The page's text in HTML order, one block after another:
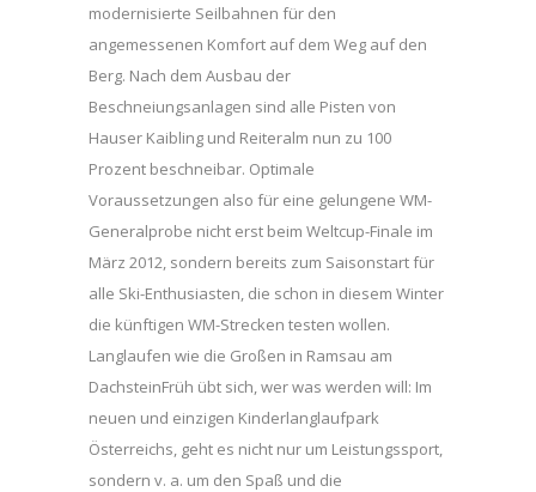
modernisierte Seilbahnen für den
angemessenen Komfort auf dem Weg auf den
Berg. Nach dem Ausbau der
Beschneiungsanlagen sind alle Pisten von
Hauser Kaibling und Reiteralm nun zu 100
Prozent beschneibar. Optimale
Voraussetzungen also für eine gelungene WM-
Generalprobe nicht erst beim Weltcup-Finale im
März 2012, sondern bereits zum Saisonstart für
alle Ski-Enthusiasten, die schon in diesem Winter
die künftigen WM-Strecken testen wollen.
Langlaufen wie die Großen in Ramsau am
DachsteinFrüh übt sich, wer was werden will: Im
neuen und einzigen Kinderlanglaufpark
Österreichs, geht es nicht nur um Leistungssport,
sondern v. a. um den Spaß und die